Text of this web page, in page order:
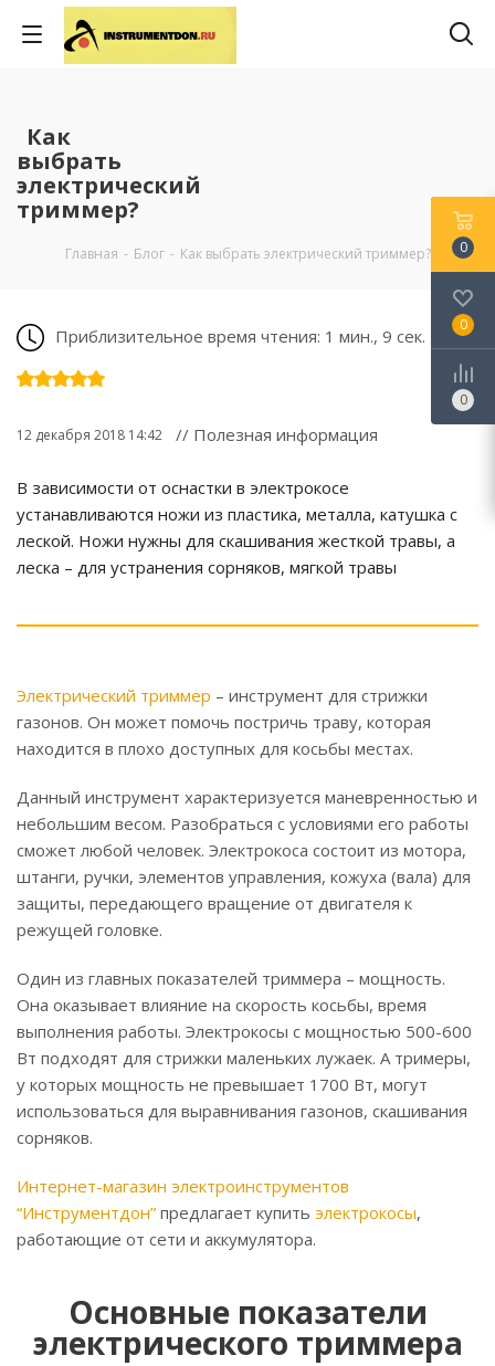
Как
выбрать
электрический
триммер?
Главная - Блог - Как выбрать электрический триммер?
Приблизительное время чтения: 1 мин., 9 сек.
12 декабря 2018 14:42 // Полезная информация
В зависимости от оснастки в электрокосе
устанавливаются ножи из пластика, металла, катушка с
леской. Ножи нужны для скашивания жесткой травы, а
леска – для устранения сорняков, мягкой травы
Электрический триммер – инструмент для стрижки
газонов. Он может помочь постричь траву, которая
находится в плохо доступных для косьбы местах.
Данный инструмент характеризуется маневренностью и
небольшим весом. Разобраться с условиями его работы
сможет любой человек. Электрокоса состоит из мотора,
штанги, ручки, элементов управления, кожуха (вала) для
защиты, передающего вращение от двигателя к
режущей головке.
Один из главных показателей триммера – мощность.
Она оказывает влияние на скорость косьбы, время
выполнения работы. Электрокосы с мощностью 500-600
Вт подходят для стрижки маленьких лужаек. А тримеры,
у которых мощность не превышает 1700 Вт, могут
использоваться для выравнивания газонов, скашивания
сорняков.
Интернет-магазин электроинструментов
“Инструментдон” предлагает купить электрокосы,
работающие от сети и аккумулятора.
Основные показатели
электрического триммера
0
0
0